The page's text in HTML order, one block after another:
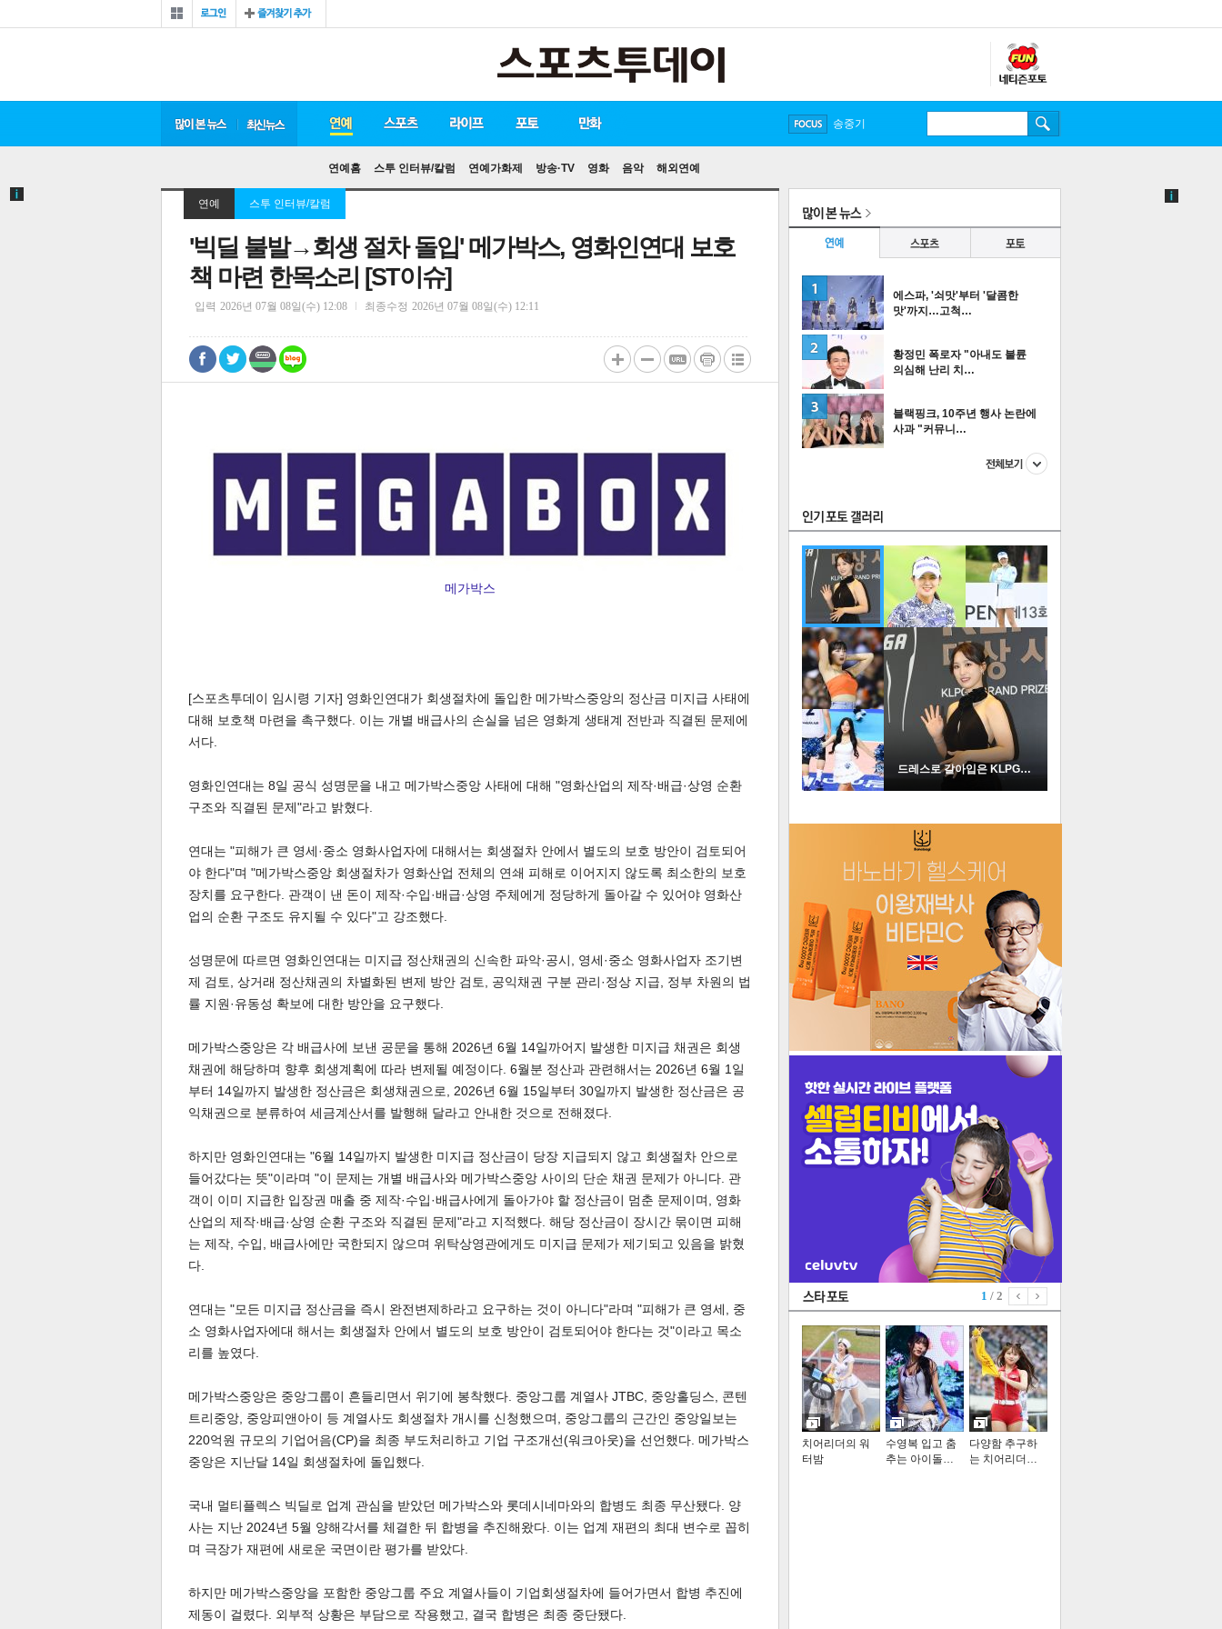
많이 본 뉴스 최신 뉴스 연예
연예홈 스투 인터뷰/칼럼 연예가화제 방송·TV 영화 음악 해외연예
스포츠 라이프 포토
만화
FOCUS
송중기
연예 스투 인터뷰/칼럼
'빅딜 불발→회생 절차 돌입' 메가박스, 영화인연대 보호
책 마련 한목소리 [ST이슈]
입력 2026년 07월 08일(수) 12:08 최종수정 2026년 07월 08일(수) 12:11
트위 밴드 네이
댓글
0
메가박스
[스포츠투데이 임시령 기자] 영화인연대가 회생절차에 돌입한 메가박스중앙의 정산금 미지급 사태에
대해 보호책 마련을 촉구했다. 이는 개별 배급사의 손실을 넘은 영화계 생태계 전반과 직결된 문제에
서다.
영화인연대는 8일 공식 성명문을 내고 메가박스중앙 사태에 대해 "영화산업의 제작·배급·상영 순환
구조와 직결된 문제"라고 밝혔다.
연대는 "피해가 큰 영세·중소 영화사업자에 대해서는 회생절차 안에서 별도의 보호 방안이 검토되어
야 한다"며 "메가박스중앙 회생절차가 영화산업 전체의 연쇄 피해로 이어지지 않도록 최소한의 보호
장치를 요구한다. 관객이 낸 돈이 제작·수입·배급·상영 주체에게 정당하게 돌아갈 수 있어야 영화산
업의 순환 구조도 유지될 수 있다"고 강조했다.
성명문에 따르면 영화인연대는 미지급 정산채권의 신속한 파악·공시, 영세·중소 영화사업자 조기변
제 검토, 상거래 정산채권의 차별화된 변제 방안 검토, 공익채권 구분 관리·정상 지급, 정부 차원의 법
률 지원·유동성 확보에 대한 방안을 요구했다.
메가박스중앙은 각 배급사에 보낸 공문을 통해 2026년 6월 14일까어지 발생한 미지급 채권은 회생
채권에 해당하며 향후 회생계획에 따라 변제될 예정이다. 6월분 정산과 관련해서는 2026년 6월 1일
부터 14일까지 발생한 정산금은 회생채권으로, 2026년 6월 15일부터 30일까지 발생한 정산금은 공
익채권으로 분류하여 세금계산서를 발행해 달라고 안내한 것으로 전해졌다.
하지만 영화인연대는 "6월 14일까지 발생한 미지급 정산금이 당장 지급되지 않고 회생절차 안으로
들어갔다는 뜻"이라며 "이 문제는 개별 배급사와 메가박스중앙 사이의 단순 채권 문제가 아니다. 관
객이 이미 지급한 입장권 매출 중 제작·수입·배급사에게 돌아가야 할 정산금이 멈춘 문제이며, 영화
산업의 제작·배급·상영 순환 구조와 직결된 문제"라고 지적했다. 해당 정산금이 장시간 묶이면 피해
는 제작, 수입, 배급사에만 국한되지 않으며 위탁상영관에게도 미지급 문제가 제기되고 있음을 밝혔
다.
연대는 "모든 미지급 정산금을 즉시 완전변제하라고 요구하는 것이 아니다"라며 "피해가 큰 영세, 중
소 영화사업자에대 해서는 회생절차 안에서 별도의 보호 방안이 검토되어야 한다는 것"이라고 목소
리를 높였다.
메가박스중앙은 중앙그룹이 흔들리면서 위기에 봉착했다. 중앙그룹 계열사 JTBC, 중앙홀딩스, 콘텐
트리중앙, 중앙피앤아이 등 계열사도 회생절차 개시를 신청했으며, 중앙그룹의 근간인 중앙일보는
220억원 규모의 기업어음(CP)을 최종 부도처리하고 기업 구조개선(워크아웃)을 선언했다. 메가박스
중앙은 지난달 14일 회생절차에 돌입했다.
국내 멀티플렉스 빅딜로 업계 관심을 받았던 메가박스와 롯데시네마와의 합병도 최종 무산됐다. 양
사는 지난 2024년 5월 양해각서를 체결한 뒤 합병을 추진해왔다. 이는 업계 재편의 최대 변수로 꼽히
며 극장가 재편에 새로운 국면이란 평가를 받았다.
하지만 메가박스중앙을 포함한 중앙그룹 주요 계열사들이 기업회생절차에 들어가면서 합병 추진에
제동이 걸렸다. 외부적 상황은 부담으로 작용했고, 결국 합병은 최종 중단됐다.
많이 본 뉴스
연예
스포츠 포토
에스파, '쇠맛'부터 '달콤한
맛'까지…고척…
2
황정민 폭로자 "아내도 불륜
의심해 난리 치…
블랙핑크, 10주년 행사 논란에
사과 "커뮤니…
더보기
인기포토
드레스로 갈아입은 KLPGA …
1 / 2
치어리더의 워
터밤
수영복 입고 춤
추는 아이돌…
다양함 추구하
는 치어리더…